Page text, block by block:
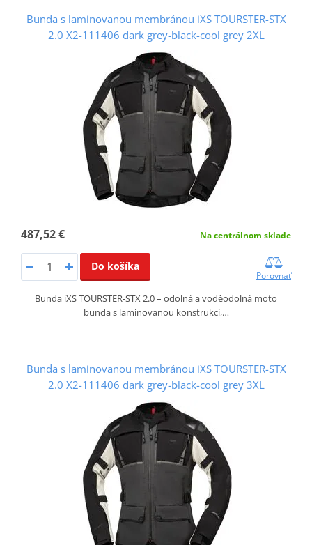
Bunda s laminovanou membránou iXS TOURSTER-STX
2.0 X2-111406 dark grey-black-cool grey 2XL
487,52 € Na centrálnom sklade
Do košíka
Porovnať
Bunda iXS TOURSTER‑STX 2.0 – odolná a voděodolná moto
bunda s laminovanou konstrukcí,…
Bunda s laminovanou membránou iXS TOURSTER-STX
2.0 X2-111406 dark grey-black-cool grey 3XL